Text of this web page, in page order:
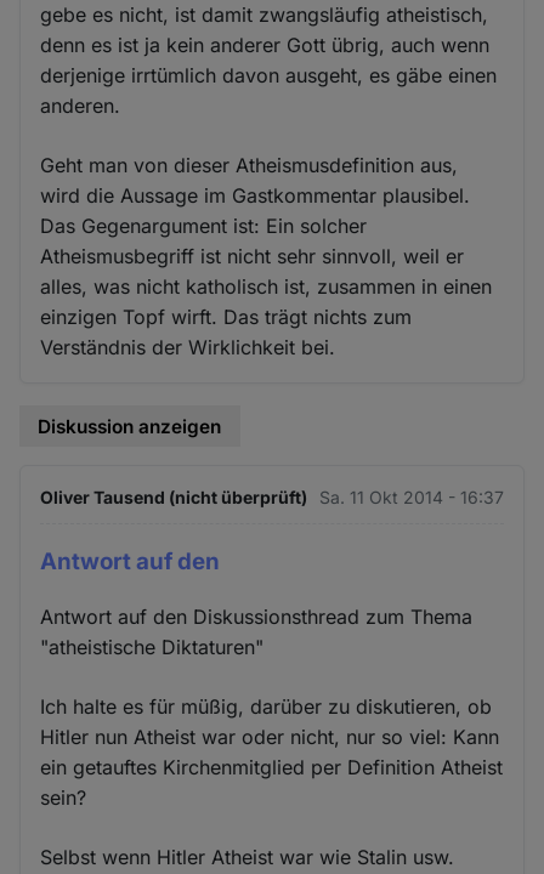
gebe es nicht, ist damit zwangsläufig atheistisch,
denn es ist ja kein anderer Gott übrig, auch wenn
derjenige irrtümlich davon ausgeht, es gäbe einen
anderen.
Geht man von dieser Atheismusdefinition aus,
wird die Aussage im Gastkommentar plausibel.
Das Gegenargument ist: Ein solcher
Atheismusbegriff ist nicht sehr sinnvoll, weil er
alles, was nicht katholisch ist, zusammen in einen
einzigen Topf wirft. Das trägt nichts zum
Verständnis der Wirklichkeit bei.
Diskussion anzeigen
Oliver Tausend (nicht überprüft) Sa. 11 Okt 2014 - 16:37
Antwort auf den
Antwort auf den Diskussionsthread zum Thema
"atheistische Diktaturen"
Ich halte es für müßig, darüber zu diskutieren, ob
Hitler nun Atheist war oder nicht, nur so viel: Kann
ein getauftes Kirchenmitglied per Definition Atheist
sein?
Selbst wenn Hitler Atheist war wie Stalin usw.